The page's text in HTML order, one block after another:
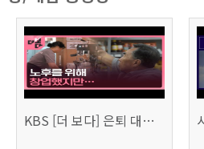
KBS [더 보다] 은퇴 대신 폐업